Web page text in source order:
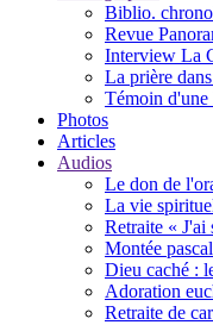
Biblio.
Revue
Interview La
La prière
Témoin d'une
Photos
Articles
Audios
Le don de
La vie
Retraite « J'ai
Montée
Dieu caché :
Adoration
Retraite de